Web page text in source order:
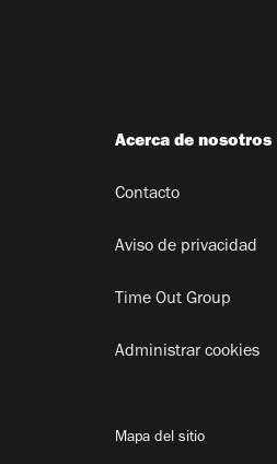
Acerca de nosotros
Contacto
Aviso de privacidad
Time Out Group
Administrar cookies
Mapa del sitio